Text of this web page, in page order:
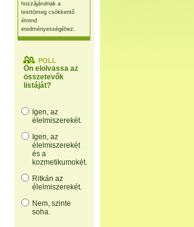
hozzájárulnak a
testtömeg csökkentő
étrend
eredményességéhez.
POLL
Ön elolvassa az
összetevők
listáját?
Igen, az
élelmiszerekét.
Igen, az
élelmiszerekét
és a
kozmetikumokét.
Ritkán az
élelmiszerekét.
Nem, szinte
soha.